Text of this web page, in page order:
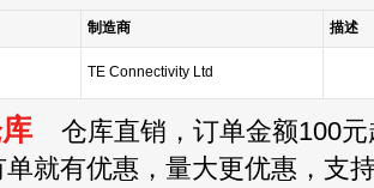
制造商
描述
TE Connectivity Ltd
仓库直销，订单金额100元
就有优惠，量大更优惠，支